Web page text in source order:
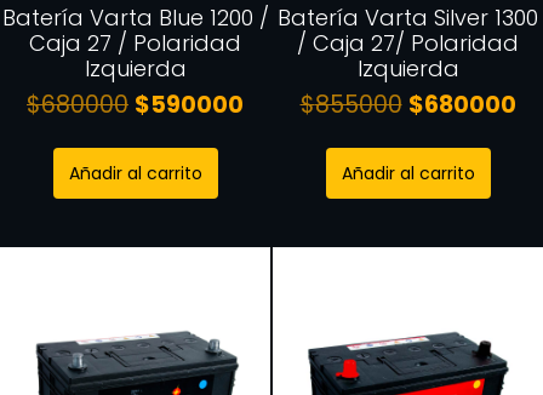
Batería Varta Blue 1200 /
Caja 27 / Polaridad
Izquierda
$680000 $590000
Añadir al carrito
Batería Varta Silver 1300
/ Caja 27/ Polaridad
Izquierda
$855000 $680000
Añadir al carrito